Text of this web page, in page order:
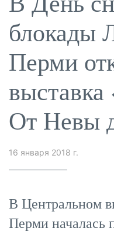
блокады
Перми
выставка
От Невы
16 января 2018 г.
В Центральном
Перми началась